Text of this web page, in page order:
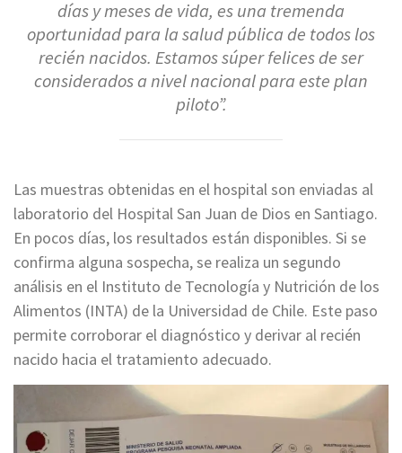
días y meses de vida, es una tremenda
oportunidad para la salud pública de todos los
recién nacidos. Estamos súper felices de ser
considerados a nivel nacional para este plan
piloto”.
Las muestras obtenidas en el hospital son enviadas al
laboratorio del Hospital San Juan de Dios en Santiago.
En pocos días, los resultados están disponibles. Si se
confirma alguna sospecha, se realiza un segundo
análisis en el Instituto de Tecnología y Nutrición de los
Alimentos (INTA) de la Universidad de Chile. Este paso
permite corroborar el diagnóstico y derivar al recién
nacido hacia el tratamiento adecuado.